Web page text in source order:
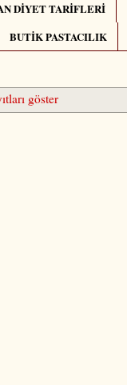
DİYET TARİFLERİ
BUTİK PASTACILIK
göster